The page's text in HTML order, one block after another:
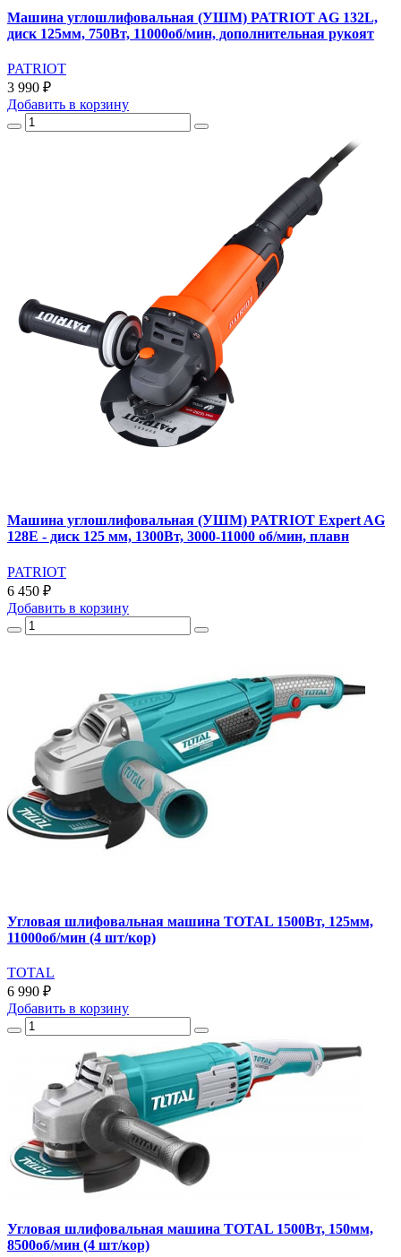
Машина углошлифовальная (УШМ) PATRIOT AG 132L,
диск 125мм, 750Вт, 11000об/мин, дополнительная рукоят
PATRIOT
3 990 ₽
Добавить в корзину
Машина углошлифовальная (УШМ) PATRIOT Expert AG
128E - диск 125 мм, 1300Вт, 3000-11000 об/мин, плавн
PATRIOT
6 450 ₽
Добавить в корзину
Угловая шлифовальная машина TOTAL 1500Вт, 125мм,
11000об/мин (4 шт/кор)
TOTAL
6 990 ₽
Добавить в корзину
Угловая шлифовальная машина TOTAL 1500Вт, 150мм,
8500об/мин (4 шт/кор)